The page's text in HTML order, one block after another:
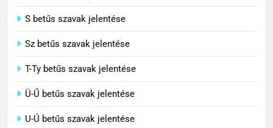
S betűs szavak jelentése
Sz betűs szavak jelentése
T-Ty betűs szavak jelentése
Ü-Ű betűs szavak jelentése
U-Ú betűs szavak jelentése